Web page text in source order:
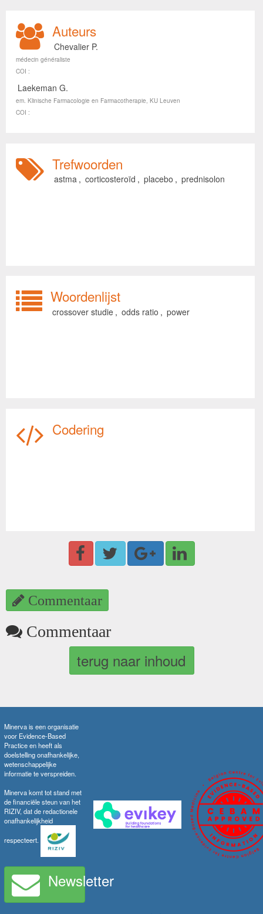
Auteurs
Chevalier P.
médecin généraliste
COI :
Laekeman G.
em. Klinische Farmacologie en Farmacotherapie, KU Leuven
COI :
Trefwoorden
astma , corticosteroïd , placebo , prednisolon
Woordenlijst
crossover studie , odds ratio , power
Codering
Commentaar
Commentaar
terug naar inhoud
Minerva is een organisatie
voor Evidence-Based
Practice en heeft als
doelstelling onafhankelijke,
wetenschappelijke
informatie te verspreiden.
Minerva komt tot stand met
de financiële steun van het
RIZIV, dat de redactionele
onafhankelijkheid
respecteert.
Newsletter